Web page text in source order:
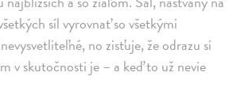
síl vyrovnať so všetkými
no zisťuje, že odrazu si
v skutočnosti je – a keď to už nevie